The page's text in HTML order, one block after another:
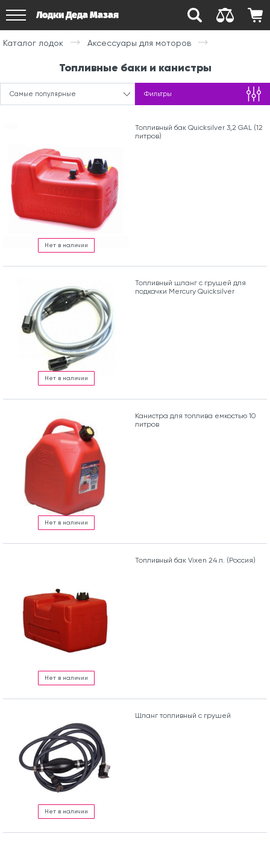
Лодки Деда Мазая
Каталог лодок Аксессуары для моторов
Топливные баки и канистры
Самые популярные Фильтры
Нет в наличии
Топливный бак Quicksilver 3,2 GAL (12
литров)
Нет в наличии
Топливный шланг с грушей для
подкачки Mercury Quicksilver
Нет в наличии
Канистра для топлива емкостью 10
литров
Нет в наличии
Топливный бак Vixen 24 л. (Россия)
Нет в наличии
Шланг топливный с грушей